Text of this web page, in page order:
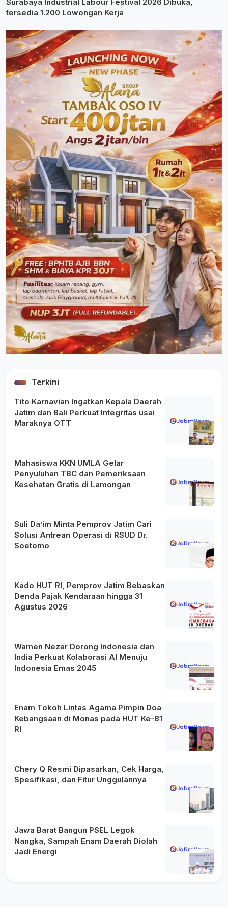
tersedia 1.200 Lowongan Kerja
Terkini
Tito Karnavian Ingatkan Kepala Daerah
Jatim dan Bali Perkuat Integritas usai
Maraknya OTT
Mahasiswa KKN UMLA Gelar
Penyuluhan TBC dan Pemeriksaan
Kesehatan Gratis di Lamongan
Suli Da’im Minta Pemprov Jatim Cari
Solusi Antrean Operasi di RSUD Dr.
Soetomo
Kado HUT RI, Pemprov Jatim Bebaskan
Denda Pajak Kendaraan hingga 31
Agustus 2026
Wamen Nezar Dorong Indonesia dan
India Perkuat Kolaborasi AI Menuju
Indonesia Emas 2045
Enam Tokoh Lintas Agama Pimpin Doa
Kebangsaan di Monas pada HUT Ke-81
RI
Chery Q Resmi Dipasarkan, Cek Harga,
Spesifikasi, dan Fitur Unggulannya
Jawa Barat Bangun PSEL Legok
Nangka, Sampah Enam Daerah Diolah
Jadi Energi